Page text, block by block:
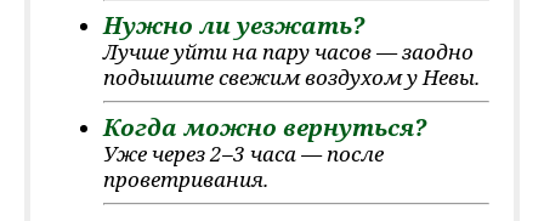
Нужно ли уезжать?
Лучше уйти на пару часов — заодно
подышите свежим воздухом у Невы.
Когда можно вернуться?
Уже через 2–3 часа — после
проветривания.